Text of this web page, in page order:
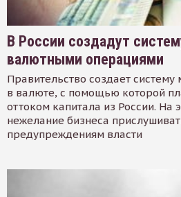
В России создадут
валютными операциями
Правительство создает
в валюте, с помощью которой
оттоком капитала из России. На
нежелание бизнеса
предупреждениям власти